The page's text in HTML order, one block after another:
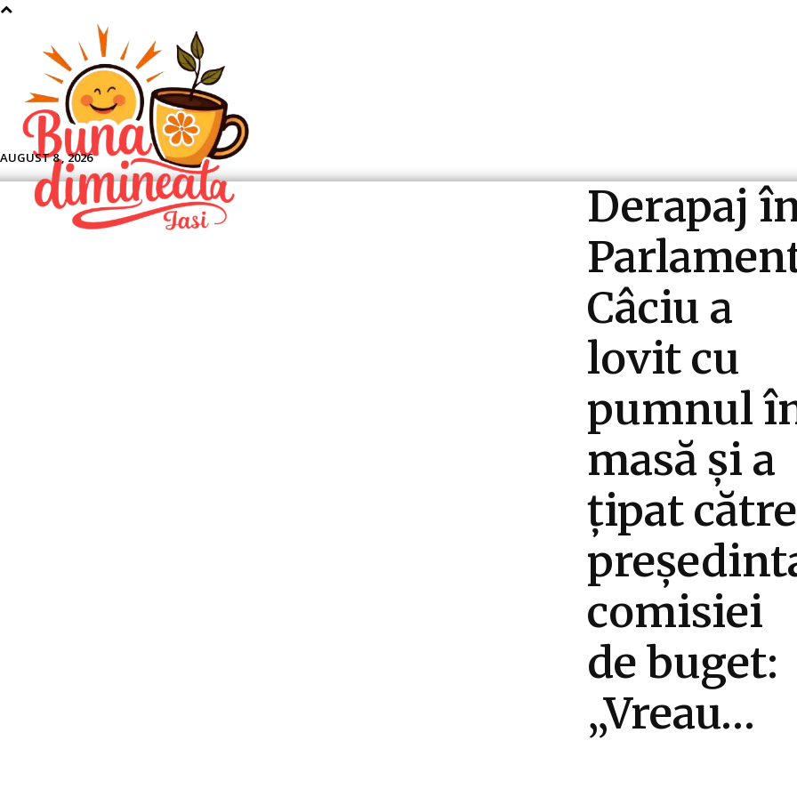
AUGUST 8 , 2026
Derapaj
Câciu a
lovit cu
pumnul
masă și a
țipat către
comisiei
de buget:
„Vreau…